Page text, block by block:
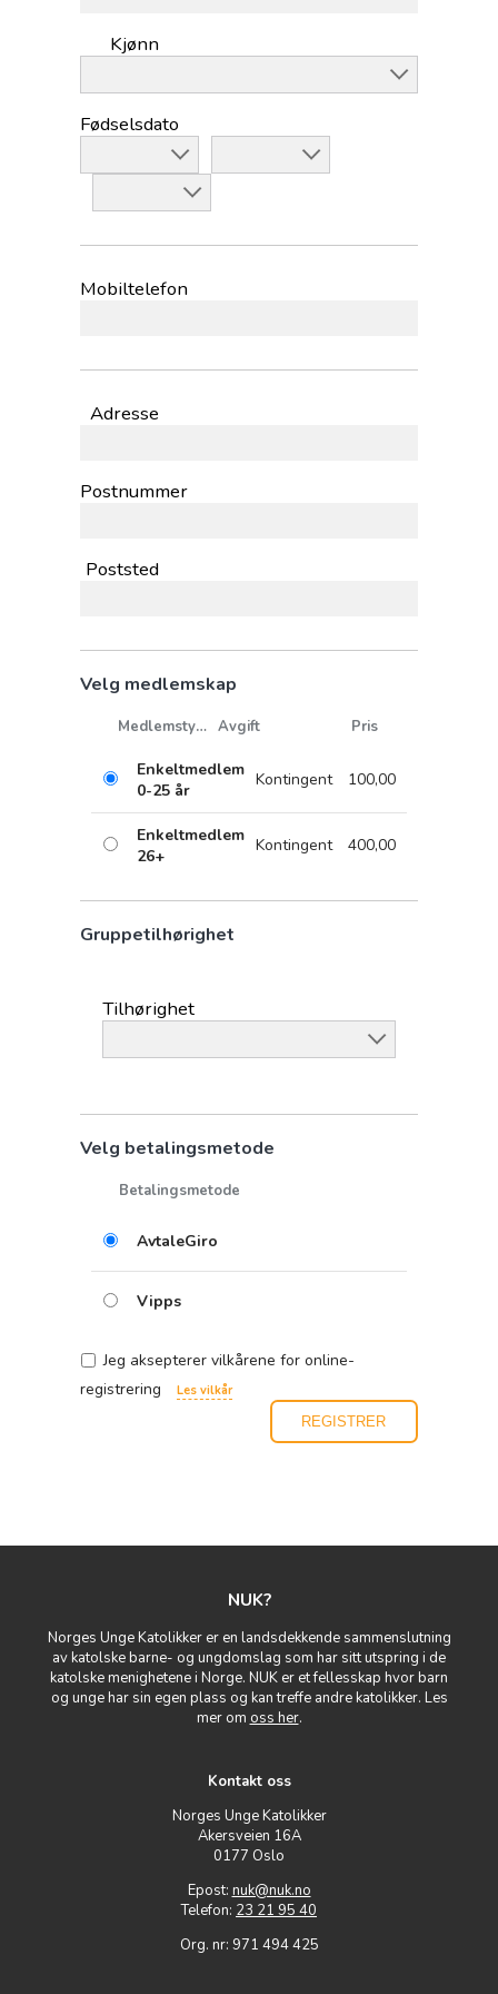
Kjønn
Fødselsdato
Mobiltelefon
Adresse
Postnummer
Poststed
Velg medlemskap
Medlemstype Avgift Pris
Enkeltmedlem
0-25 år
Kontingent 100,00
Enkeltmedlem
26+
Kontingent 400,00
Gruppetilhørighet
Tilhørighet
Velg betalingsmetode
Betalingsmetode
AvtaleGiro
Vipps
Jeg aksepterer vilkårene for online-
registrering
Les vilkår
NUK?
Norges Unge Katolikker er en landsdekkende sammenslutning
av katolske barne- og ungdomslag som har sitt utspring i de
katolske menighetene i Norge. NUK er et fellesskap hvor barn
og unge har sin egen plass og kan treffe andre katolikker. Les
mer om oss her.
Kontakt oss
Norges Unge Katolikker
Akersveien 16A
0177 Oslo
Epost: nuk@nuk.no
Telefon: 23 21 95 40
Org. nr: 971 494 425